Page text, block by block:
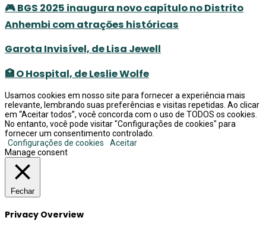
🎮 BGS 2025 inaugura novo capítulo no Distrito
Anhembi com atrações históricas
Garota Invisível, de Lisa Jewell
🏥 O Hospital, de Leslie Wolfe
Usamos cookies em nosso site para fornecer a experiência mais
relevante, lembrando suas preferências e visitas repetidas. Ao clicar
em “Aceitar todos”, você concorda com o uso de TODOS os cookies.
No entanto, você pode visitar "Configurações de cookies" para
fornecer um consentimento controlado.
Configurações de cookies
Aceitar
Manage consent
Fechar
Privacy Overview